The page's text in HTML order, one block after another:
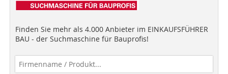
Finden Sie mehr als 4.000 Anbieter im EINKAUFSFÜHRER
BAU - der Suchmaschine für Bauprofis!